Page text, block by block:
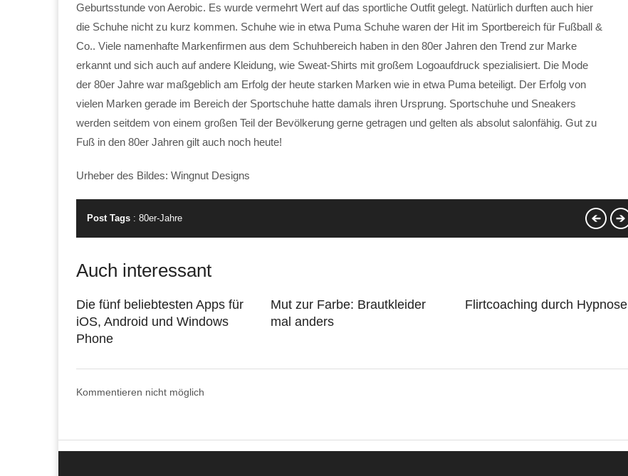
Geburtsstunde von Aerobic. Es wurde vermehrt Wert auf das sportliche Outfit gelegt. Natürlich durften auch hier
die Schuhe nicht zu kurz kommen. Schuhe wie in etwa Puma Schuhe waren der Hit im Sportbereich für Fußball &
Co.. Viele namenhafte Markenfirmen aus dem Schuhbereich haben in den 80er Jahren den Trend zur Marke
erkannt und sich auch auf andere Kleidung, wie Sweat-Shirts mit großem Logoaufdruck spezialisiert. Die Mode
der 80er Jahre war maßgeblich am Erfolg der heute starken Marken wie in etwa Puma beteiligt. Der Erfolg von
vielen Marken gerade im Bereich der Sportschuhe hatte damals ihren Ursprung. Sportschuhe und Sneakers
werden seitdem von einem großen Teil der Bevölkerung gerne getragen und gelten als absolut salonfähig. Gut zu
Fuß in den 80er Jahren gilt auch noch heute!
Urheber des Bildes: Wingnut Designs
Post Tags : 80er-Jahre
Auch interessant
Die fünf beliebtesten Apps für
iOS, Android und Windows
Phone
Mut zur Farbe: Brautkleider
mal anders
Flirtcoaching durch Hypnose
Kommentieren nicht möglich